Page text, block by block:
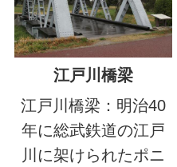
江戸川橋梁
江戸川橋梁：明治40
年に総武鉄道の江戸
川に架けられたポニ